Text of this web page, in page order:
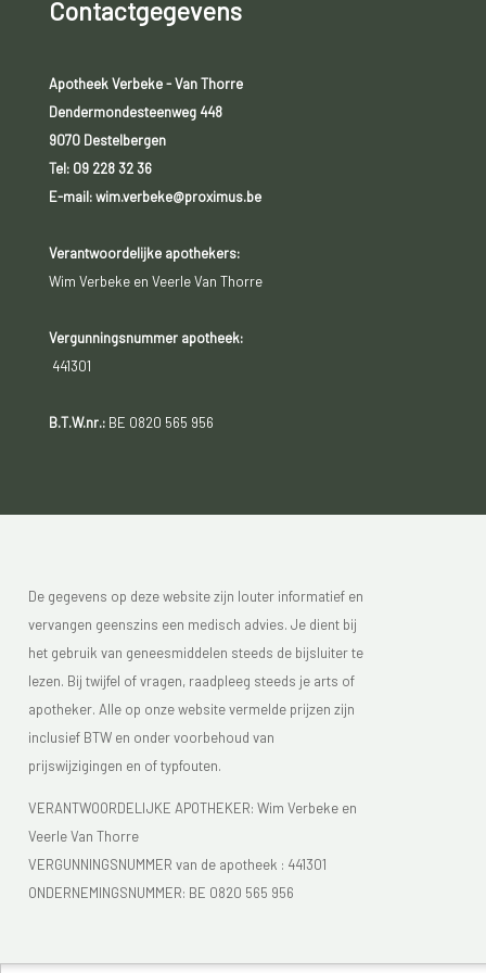
Contactgegevens
Apotheek Verbeke - Van Thorre
Dendermondesteenweg 448
9070 Destelbergen
Tel: 09 228 32 36
E-mail: wim.verbeke@proximus.be
Verantwoordelijke apothekers:
Wim Verbeke en Veerle Van Thorre
Vergunningsnummer apotheek:
441301
B.T.W.nr.:BE 0820 565 956
De gegevens op deze website zijn louter informatief en
vervangen geenszins een medisch advies. Je dient bij
het gebruik van geneesmiddelen steeds de bijsluiter te
lezen. Bij twijfel of vragen, raadpleeg steeds je arts of
apotheker. Alle op onze website vermelde prijzen zijn
inclusief BTW en onder voorbehoud van
prijswijzigingen en of typfouten.
VERANTWOORDELIJKE APOTHEKER: Wim Verbeke en
Veerle Van Thorre
VERGUNNINGSNUMMER van de apotheek : 441301
ONDERNEMINGSNUMMER: BE 0820 565 956